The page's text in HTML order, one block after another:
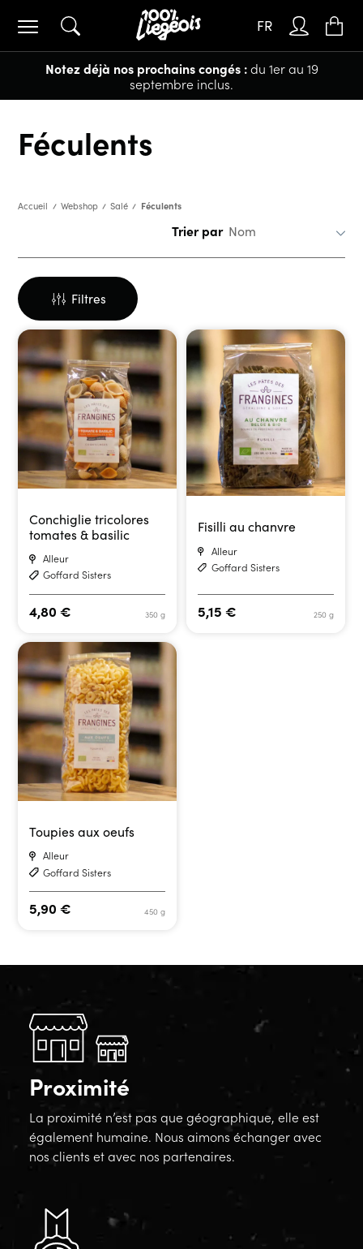
Notez déjà nos prochains congés :du 1er au 19
septembre inclus.
FR
Féculents
Accueil Webshop Salé Féculents
Trier par
Filtres
Conchiglie tricolores
tomates & basilic
Alleur
Goffard Sisters
350 g
4,80€
Fisilli au chanvre
Alleur
Goffard Sisters
250 g
5,15 €
Toupies aux oeufs
Alleur
Goffard Sisters
450 g
5,90€
Proximité
La proximité n’est pas que géographique, elle est
également humaine. Nous aimons échanger avec
nos clients et avec nos partenaires.